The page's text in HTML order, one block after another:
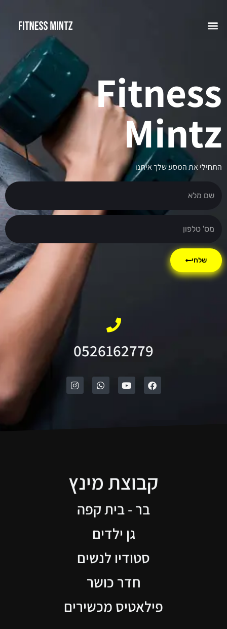
Fitness
Mintz
התחילי את המסע שלך איתנו
שלחי
0526162779
קבוצת מינץ
בר - בית קפה
גן ילדים
סטודיו לנשים
חדר כושר
פילאטיס מכשירים